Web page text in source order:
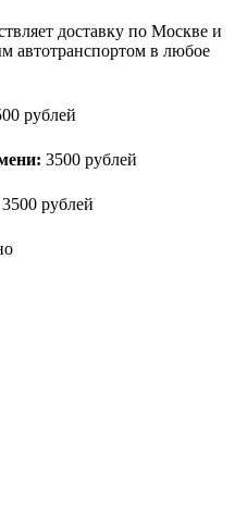
доставку по Москве и
автотранспортом в любое
рублей
3500 рублей
3500 рублей